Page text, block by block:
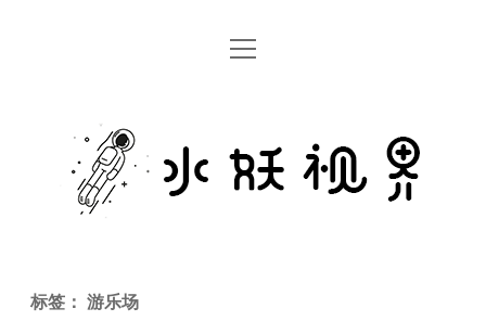
首页
关于
open
水
妖
视
标签： 游乐场